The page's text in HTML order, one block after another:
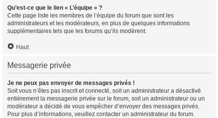
Qu’est-ce que le lien « L’équipe » ?
Cette page liste les membres de l’équipe du forum que sont les
administrateurs et les modérateurs, en plus de quelques informations
supplémentaires tels que les forums qu’ils modèrent.
Haut
Messagerie privée
Je ne peux pas envoyer de messages privés !
Soit vous n’êtes pas inscrit et connecté, soit un administrateur a désactivé
entièrement la messagerie privée sur le forum, soit un administrateur ou un
modérateur a décidé de vous empêcher d’envoyer des messages privés.
Pour plus d’informations, veuillez contacter un administrateur du forum.